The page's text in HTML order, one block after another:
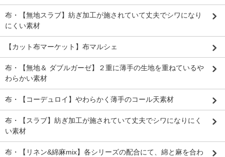
布・【無地スラブ】紡ぎ加工が施されていて丈夫でシワになり
にくい素材
【カット布マーケット】布マルシェ
布・【無地＆ ダブルガーゼ】２重に薄手の生地を重ねているや
わらかい素材
布・【コーデュロイ】やわらかく薄手のコール天素材
布・【スラブ】紡ぎ加工が施されていて丈夫でシワになりにく
い素材
布・【リネン&綿麻mix】各シリーズの配合にて、綿と麻を合わ